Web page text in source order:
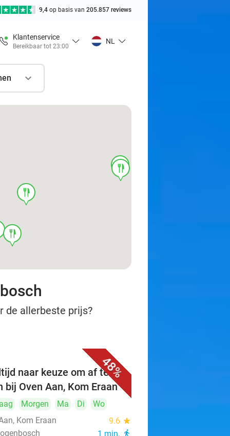
9,4 op basis van 205.857 reviews
Klantenservice
Bereikbaar tot 23:00
NL
food
food
food
food
de allerbeste prijs?
48%
naar keuze om af te
bij Oven Aan, Kom Eraan
Morgen Ma Di
Wo
Kom Eraan
9.6 star
1 min. directions_walk